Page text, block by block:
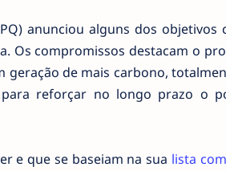
anunciou alguns dos
Os compromissos destacam o
geração de mais carbono,
reforçar no longo prazo o
e que se baseiam na sua lista